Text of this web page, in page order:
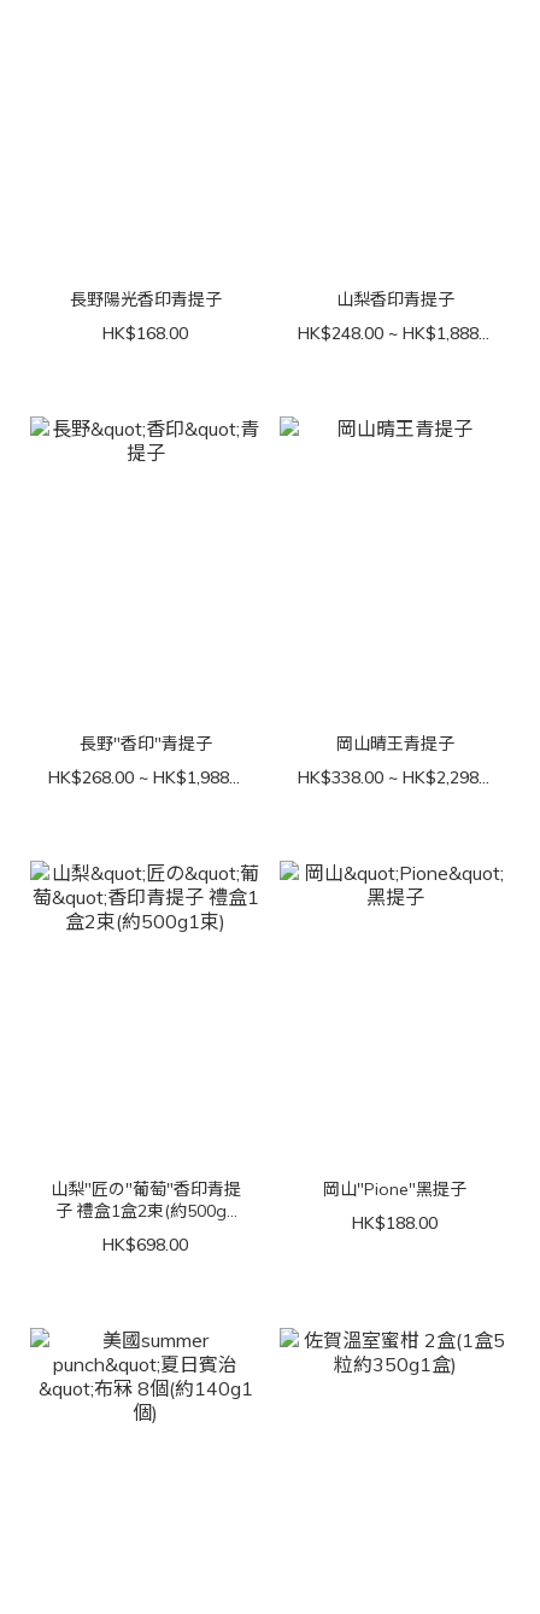
長野陽光香印青提子
HK$168.00
山梨香印青提子
HK$248.00 ~ HK$1,888.00
長野"香印"青提子
HK$268.00 ~ HK$1,988.00
岡山晴王青提子
HK$338.00 ~ HK$2,298.00
山梨"匠の"葡萄"香印青提
子 禮盒1盒2束(約500g1
HK$698.00
岡山"Pione"黑提子
HK$188.00